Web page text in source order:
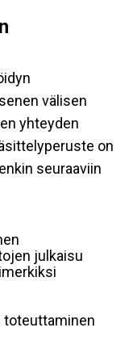
välisen
yhteyden
on
seuraaviin
julkaisu
toteuttaminen